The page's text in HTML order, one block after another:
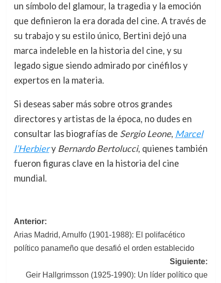
un símbolo del glamour, la tragedia y la emoción
que definieron la era dorada del cine. A través de
su trabajo y su estilo único, Bertini dejó una
marca indeleble en la historia del cine, y su
legado sigue siendo admirado por cinéfilos y
expertos en la materia.
Si deseas saber más sobre otros grandes
directores y artistas de la época, no dudes en
consultar las biografías de Sergio Leone, Marcel
l’Herbiery Bernardo Bertolucci, quienes también
fueron figuras clave en la historia del cine
mundial.
Navegación
de
entradas
Anterior:
Arias Madrid, Arnulfo (1901-1988): El polifacético
político panameño que desafió el orden establecido
Siguiente:
Geir Hallgrimsson (1925-1990): Un líder político que